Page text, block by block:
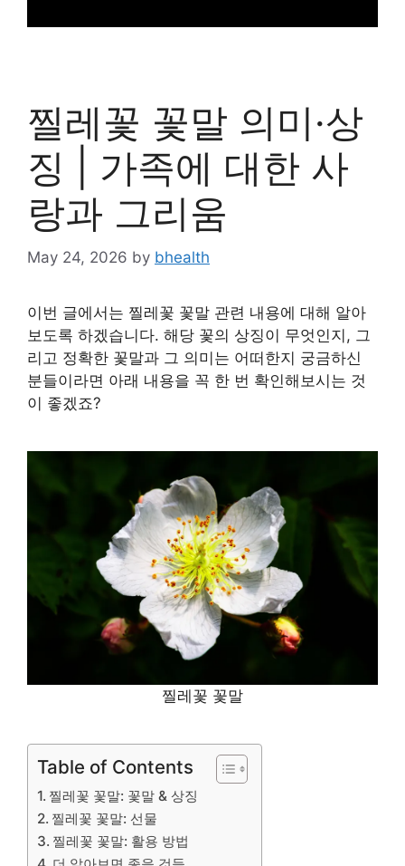
찔레꽃 꽃말 의미·상
징 | 가족에 대한 사
랑과 그리움
May 24, 2026 by bhealth
이번 글에서는 찔레꽃 꽃말 관련 내용에 대해 알아
보도록 하겠습니다. 해당 꽃의 상징이 무엇인지, 그
리고 정확한 꽃말과 그 의미는 어떠한지 궁금하신
분들이라면 아래 내용을 꼭 한 번 확인해보시는 것
이 좋겠죠?
찔레꽃 꽃말
Table of Contents
찔레꽃 꽃말: 꽃말 & 상징
찔레꽃 꽃말: 선물
찔레꽃 꽃말: 활용 방법